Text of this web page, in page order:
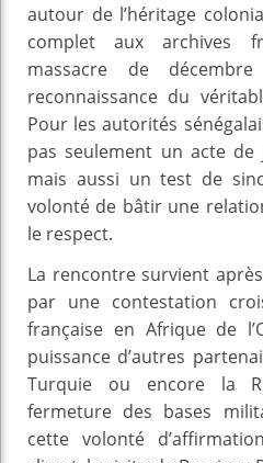
autour de l’héritage
complet aux archives
massacre de
reconnaissance du
Pour les autorités
pas seulement un acte de
mais aussi un test de
volonté de bâtir une
le respect.
La rencontre survient
par une contestation
française en Afrique de
puissance d’autres
Turquie ou encore la
fermeture des bases
cette volonté